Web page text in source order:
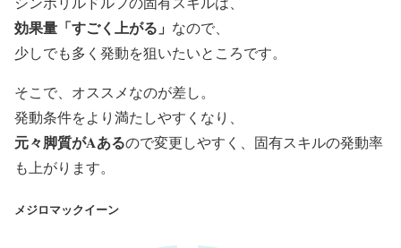
効果量「すごく上がる」 なので、
少しでも多く発動を狙いたいところです。
そこで、オススメなのが差し。
発動条件をより満たしやすくなり、
元々脚質がAあるので変更しやすく、固有スキルの発動率
も上がります。
メジロマックイーン